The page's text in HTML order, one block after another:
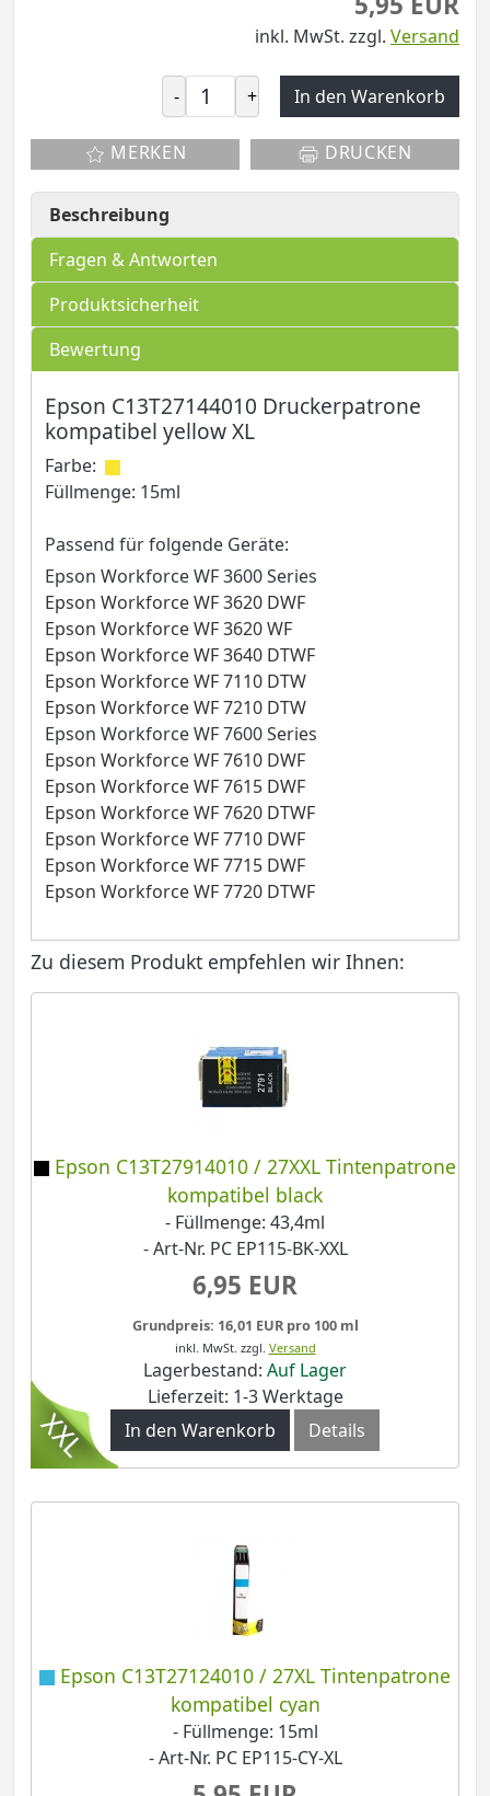
inkl. MwSt. zzgl. Versand
- + In den Warenkorb
MERKEN DRUCKEN
Beschreibung
Fragen & Antworten
Produktsicherheit
Bewertung
Epson C13T27144010 Druckerpatrone
kompatibel yellow XL
Farbe:
Füllmenge: 15ml
Passend für folgende Geräte:
Epson Workforce WF 3600 Series
Epson Workforce WF 3620 DWF
Epson Workforce WF 3620 WF
Epson Workforce WF 3640 DTWF
Epson Workforce WF 7110 DTW
Epson Workforce WF 7210 DTW
Epson Workforce WF 7600 Series
Epson Workforce WF 7610 DWF
Epson Workforce WF 7615 DWF
Epson Workforce WF 7620 DTWF
Epson Workforce WF 7710 DWF
Epson Workforce WF 7715 DWF
Epson Workforce WF 7720 DTWF
Zu diesem Produkt empfehlen wir Ihnen:
Epson C13T27914010 / 27XXL Tintenpatrone
kompatibel black
- Füllmenge: 43,4ml
- Art-Nr. PC EP115-BK-XXL
6,95 EUR
Grundpreis: 16,01 EUR pro 100 ml
inkl. MwSt. zzgl. Versand
Lagerbestand: Auf Lager
Lieferzeit: 1-3 Werktage
In den Warenkorb
Details
Epson C13T27124010 / 27XL Tintenpatrone
kompatibel cyan
- Füllmenge: 15ml
- Art-Nr. PC EP115-CY-XL